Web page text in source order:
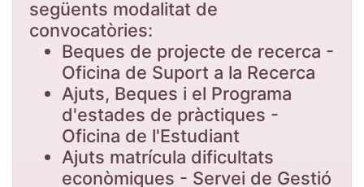
següents modalitat de
convocatòries:
Beques de projecte de recerca -
Oficina de Suport a la Recerca
Ajuts, Beques i el Programa
d'estades de pràctiques -
Oficina de l'Estudiant
Ajuts matrícula dificultats
econòmiques - Servei de Gestió